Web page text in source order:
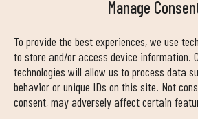
Manage
To provide the best experiences, we use
to store and/or access device information.
technologies will allow us to process data
behavior or unique IDs on this site. Not
consent, may adversely affect certain
MY DUIN APP